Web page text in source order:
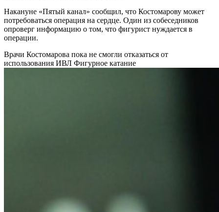
Накануне «Пятый канал» сообщил, что Костомарову может
потребоваться операция на сердце. Один из собеседников
опроверг информацию о том, что фигурист нуждается в
операции.
Врачи Костомарова пока не смогли отказаться от
использования ИВЛ Фигурное катание